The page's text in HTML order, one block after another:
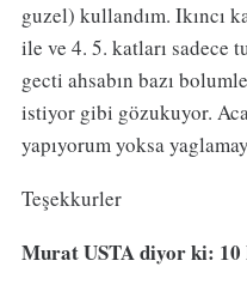
guzel) kullandım. Ikıncı
ile ve 4. 5. katları sadece
gecti ahsabın bazı
istiyor gibi gözukuyor.
yapıyorum yoksa
Teşekkurler
Murat USTAdiyor ki: 10